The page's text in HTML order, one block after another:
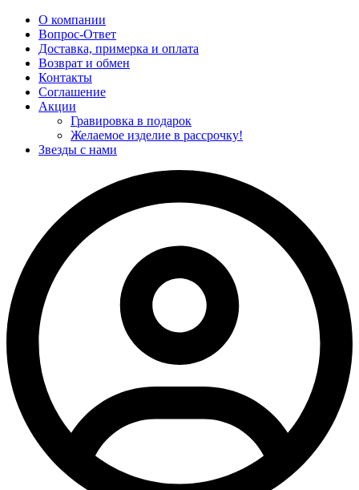
О компании
Вопрос-Ответ
Доставка, примерка и оплата
Возврат и обмен
Контакты
Соглашение
Акции
Гравировка в подарок
Желаемое изделие в рассрочку!
Звезды с нами